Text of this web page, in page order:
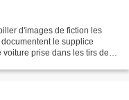
d'images de fiction les
le supplice
prise dans les tirs de